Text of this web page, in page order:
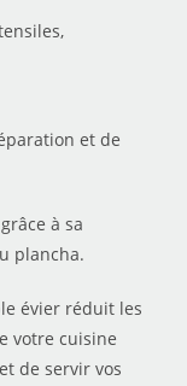
et de
à sa
plancha.
évier réduit les
votre cuisine
de servir vos